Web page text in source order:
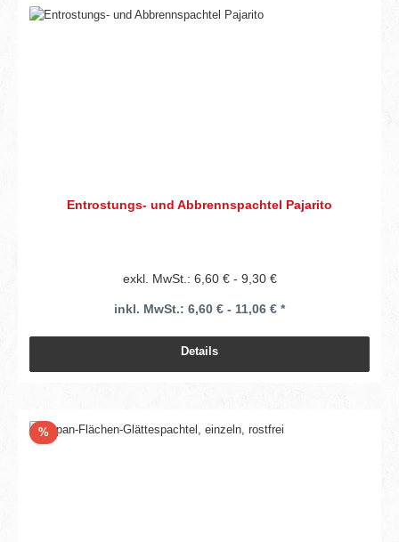
Entrostungs- und Abbrennspachtel Pajarito
exkl. MwSt.: 6,60 € - 9,30 €
inkl. MwSt.: 6,60 € - 11,06 € *
Details
%Rabatt